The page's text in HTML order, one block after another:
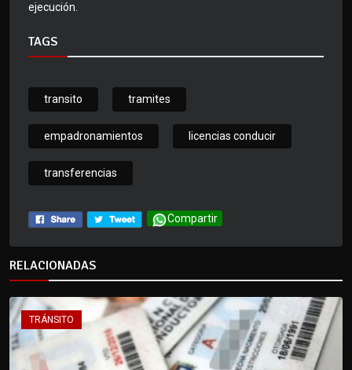
ejecución.
TAGS
transito tramites
empadronamientos licencias conducir
transferencias
Compartir
RELACIONADAS
TRÁNSITO